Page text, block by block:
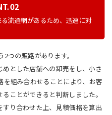
流通網があるため、迅速に対
つの販路があります。
とした店舗への卸売をし、小さ
を組み合わせることにより、お客
ことができると判断しました。
り合わせた上、見積価格を算出